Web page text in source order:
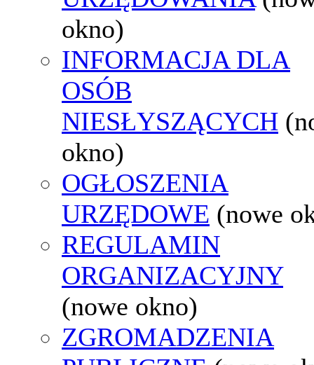
okno)
INFORMACJA DLA
OSÓB
NIESŁYSZĄCYCH
okno)
OGŁOSZENIA
URZĘDOWE (nowe
REGULAMIN
ORGANIZACYJNY
(nowe okno)
ZGROMADZENIA